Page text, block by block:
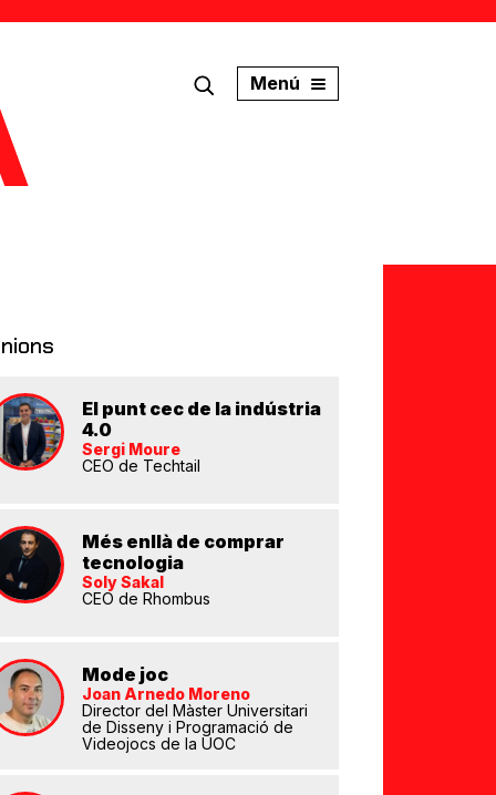
Menú
El punt cec de la indústria
4.0
Sergi Moure
CEO de Techtail
Més enllà de comprar
tecnologia
Soly Sakal
CEO de Rhombus
Mode joc
Joan Arnedo Moreno
Director del Màster Universitari
de Disseny i Programació de
Videojocs de la UOC